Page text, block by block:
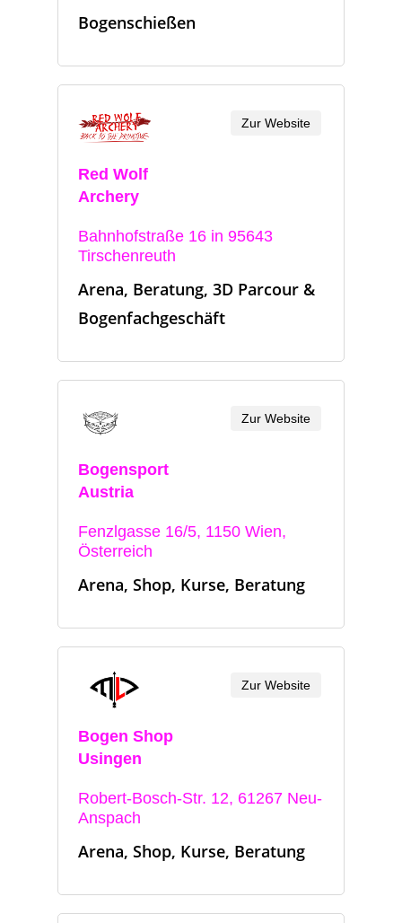
Bogenschießen
Red Wolf
Archery
Bahnhofstraße 16 in 95643
Tirschenreuth
Arena, Beratung, 3D Parcour &
Bogenfachgeschäft
Zur Website
Bogensport
Austria
Fenzlgasse 16/5, 1150 Wien,
Österreich
Arena, Shop, Kurse, Beratung
Zur Website
Bogen Shop
Usingen
Robert-Bosch-Str. 12, 61267 Neu-
Anspach
Arena, Shop, Kurse, Beratung
Zur Website